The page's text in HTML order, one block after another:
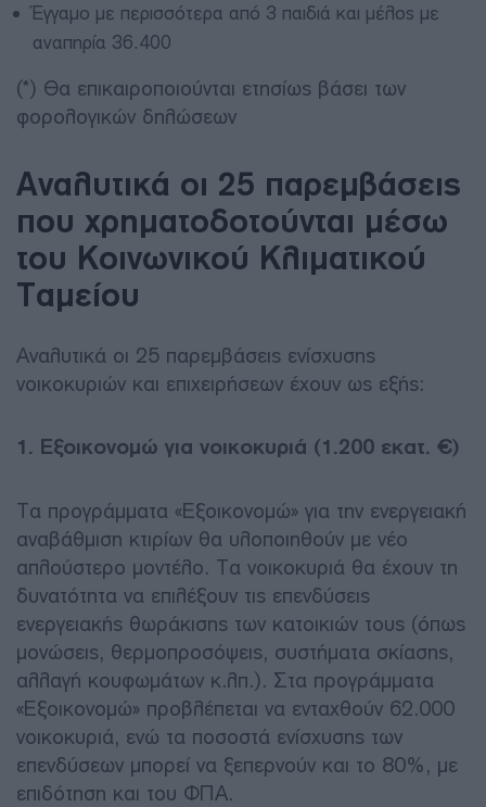
Έγγαμο με περισσότερα από 3 παιδιά και μέλος με
αναπηρία 36.400
(*) Θα επικαιροποιούνται ετησίως βάσει των
φορολογικών δηλώσεων
Αναλυτικά οι 25 παρεμβάσεις
που χρηματοδοτούνται μέσω
του Κοινωνικού Κλιματικού
Ταμείου
Αναλυτικά οι 25 παρεμβάσεις ενίσχυσης
νοικοκυριών και επιχειρήσεων έχουν ως εξής:
1. Εξοικονομώ για νοικοκυριά (1.200 εκατ. €)
Τα προγράμματα «Εξοικονομώ» για την ενεργειακή
αναβάθμιση κτιρίων θα υλοποιηθούν με νέο
απλούστερο μοντέλο. Τα νοικοκυριά θα έχουν τη
δυνατότητα να επιλέξουν τις επενδύσεις
ενεργειακής θωράκισης των κατοικιών τους (όπως
μονώσεις, θερμοπροσόψεις, συστήματα σκίασης,
αλλαγή κουφωμάτων κ.λπ.). Στα προγράμματα
«Εξοικονομώ» προβλέπεται να ενταχθούν 62.000
νοικοκυριά, ενώ τα ποσοστά ενίσχυσης των
επενδύσεων μπορεί να ξεπερνούν και το 80%, με
επιδότηση και του ΦΠΑ.